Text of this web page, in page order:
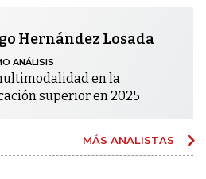
Hernández Losada
ANÁLISIS
en la
superior en 2025
MÁS ANALISTAS